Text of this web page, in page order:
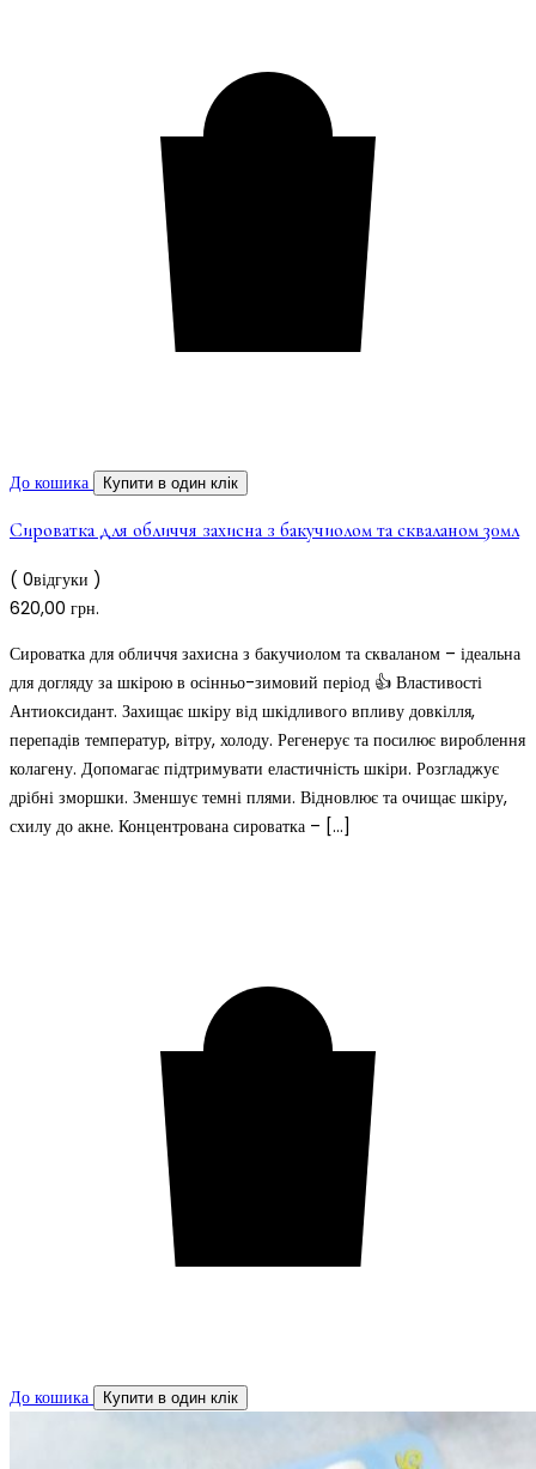
До кошика Купити в один клік
Сироватка для обличчя захисна з бакучиолом та скваланом 30мл
( 0відгуки )
620,00 грн.
Сироватка для обличчя захисна з бакучиолом та скваланом – ідеальна
для догляду за шкірою в осінньо-зимовий період 👍 Властивості
Антиоксидант. Захищає шкіру від шкідливого впливу довкілля,
перепадів температур, вітру, холоду. Регенерує та посилює вироблення
колагену. Допомагає підтримувати еластичність шкіри. Розгладжує
дрібні зморшки. Зменшує темні плями. Відновлює та очищає шкіру,
схилу до акне. Концентрована сироватка – […]
До кошика Купити в один клік